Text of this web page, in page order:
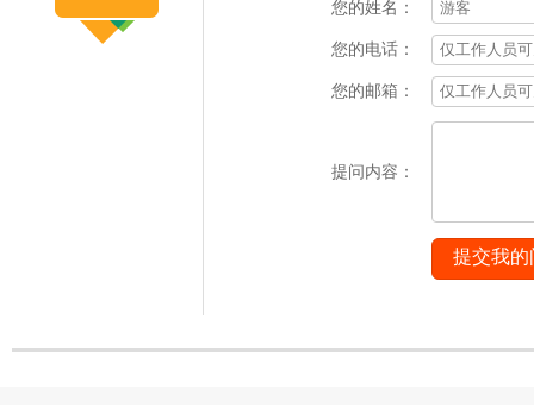
您的姓名：
您的电话：
您的邮箱：
提问内容：
提交我的